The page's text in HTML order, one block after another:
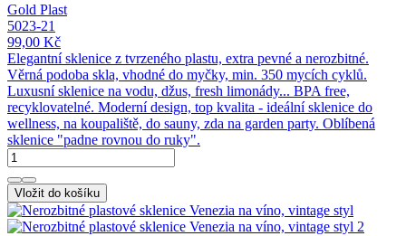
Gold Plast
5023-21
99,00 Kč
Elegantní sklenice z tvrzeného plastu, extra pevné a nerozbitné.
Věrná podoba skla, vhodné do myčky, min. 350 mycích cyklů.
Luxusní sklenice na vodu, džus, fresh limonády... BPA free,
recyklovatelné. Moderní design, top kvalita - ideální sklenice do
wellness, na koupaliště, do sauny, zda na garden party. Oblíbená
sklenice "padne rovnou do ruky".
Vložit do košíku